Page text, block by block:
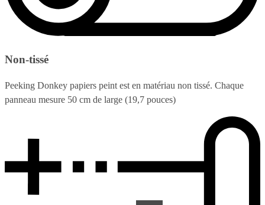
Non-tissé
Peeking Donkey papiers peint est en matériau non tissé. Chaque
panneau mesure 50 cm de large (19,7 pouces)